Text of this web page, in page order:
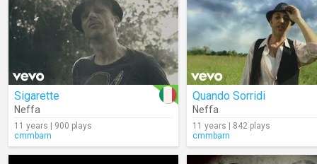
Sigarette
Neffa
11 years | 900 plays
cmmbarn
Quando Sorridi
Neffa
11 years | 842 plays
cmmbarn